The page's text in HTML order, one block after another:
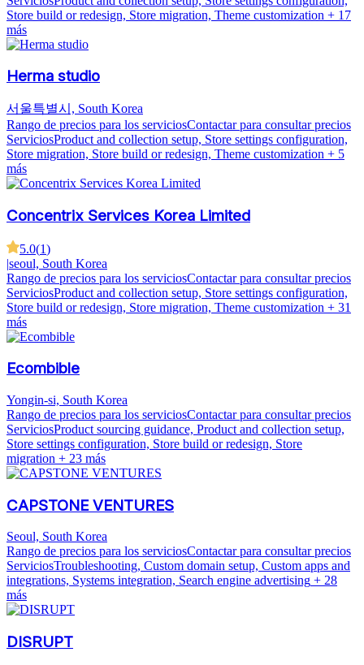
Store build or redesign, Store migration, Theme customization + 17
más
Herma studio
서울특별시, South Korea
Rango de precios para los serviciosContactar para consultar precios
ServiciosProduct and collection setup, Store settings configuration,
Store migration, Store build or redesign, Theme customization + 5
más
Concentrix Services Korea Limited
5.0(1)
|seoul, South Korea
Rango de precios para los serviciosContactar para consultar precios
ServiciosProduct and collection setup, Store settings configuration,
Store build or redesign, Store migration, Theme customization + 31
más
Ecombible
Yongin-si, South Korea
Rango de precios para los serviciosContactar para consultar precios
ServiciosProduct sourcing guidance, Product and collection setup,
Store settings configuration, Store build or redesign, Store
migration + 23 más
CAPSTONE VENTURES
Seoul, South Korea
Rango de precios para los serviciosContactar para consultar precios
ServiciosTroubleshooting, Custom domain setup, Custom apps and
integrations, Systems integration, Search engine advertising + 28
más
DISRUPT